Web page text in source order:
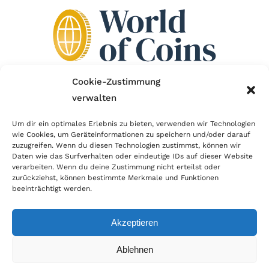
Cookie-Zustimmung
verwalten
Um dir ein optimales Erlebnis zu bieten, verwenden wir Technologien
wie Cookies, um Geräteinformationen zu speichern und/oder darauf
zuzugreifen. Wenn du diesen Technologien zustimmst, können wir
Daten wie das Surfverhalten oder eindeutige IDs auf dieser Website
verarbeiten. Wenn du deine Zustimmung nicht erteilst oder
zurückziehst, können bestimmte Merkmale und Funktionen
beeinträchtigt werden.
Akzeptieren
Ablehnen
Der Händlerbund setzt sich für sicheren und
erfolgreichen E-Commerce ein. Auch wir sind wie
viele Onlineshops im Netz Mitglied im Händlerbund
und unterstützen fairen Onlinehandel.